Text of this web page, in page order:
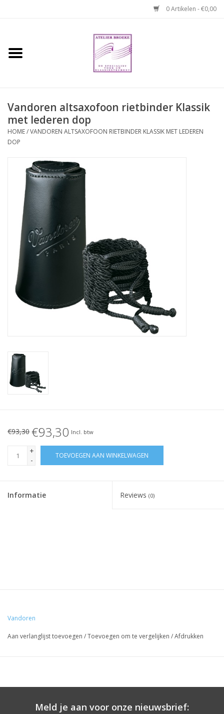
0 Artikelen - €0,00
Home
Reparaties en
abonnementen
Verhuur hobo's
Merken
Vandoren altsaxofoon rietbinder Klassik
met lederen dop
HOME/VANDOREN ALTSAXOFOON RIETBINDER KLASSIK MET LEDEREN
DOP
€93,30 €93,30 Incl. btw
+
-
TOEVOEGEN AAN WINKELWAGEN
Informatie Reviews (0)
Vandoren
Aan verlanglijst toevoegen /Toevoegen om te vergelijken /Afdrukken
Meld je aan voor onze nieuwsbrief: